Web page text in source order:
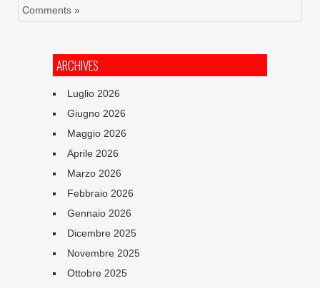
Comments »
ARCHIVES
Luglio 2026
Giugno 2026
Maggio 2026
Aprile 2026
Marzo 2026
Febbraio 2026
Gennaio 2026
Dicembre 2025
Novembre 2025
Ottobre 2025